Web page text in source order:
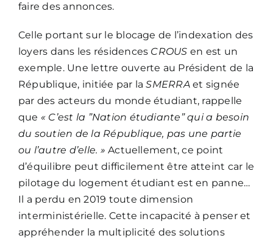
faire des annonces.
Celle portant sur le blocage de l’indexation des
loyers dans les résidences CROUS en est un
exemple. Une lettre ouverte au Président de la
République, initiée par laSMERRAet signée
par des acteurs du monde étudiant, rappelle
que « C’est la ”Nation étudiante” qui a besoin
du soutien de la République, pas une partie
ou l’autre d’elle. »Actuellement, ce point
d’équilibre peut difficilement être atteint car le
pilotage du logement étudiant est en panne…
Il a perdu en 2019 toute dimension
interministérielle. Cette incapacité à penser et
appréhender la multiplicité des solutions